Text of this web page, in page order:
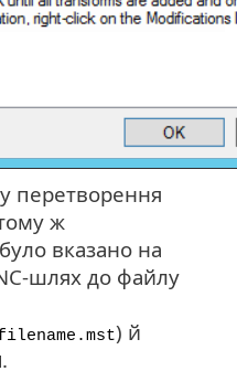
перетворення
ж
вказано на
шлях до файлу
) й
.